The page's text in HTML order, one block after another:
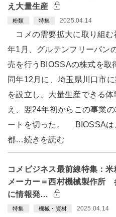
え大量生産
粉類 特集 2025.04.14
コメの需要拡大に取り組む
年1月、グルテンフリーパン
売を行うBIOSSAの株式を取
同年12月に、埼玉県川口市
を設立し、大量生産できる体
え、翌24年初からこの事業
ートを切った。 BIOSSAは
都…続きを読む
コメビジネス最前線特集：米
メーカー＝西村機械製作所
に情報発…
特集 機械・資材 2025.04.14